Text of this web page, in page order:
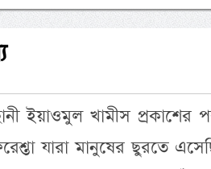
ইয়াওমুল খামীস প্রকাশের
যারা মানুষের ছুরতে